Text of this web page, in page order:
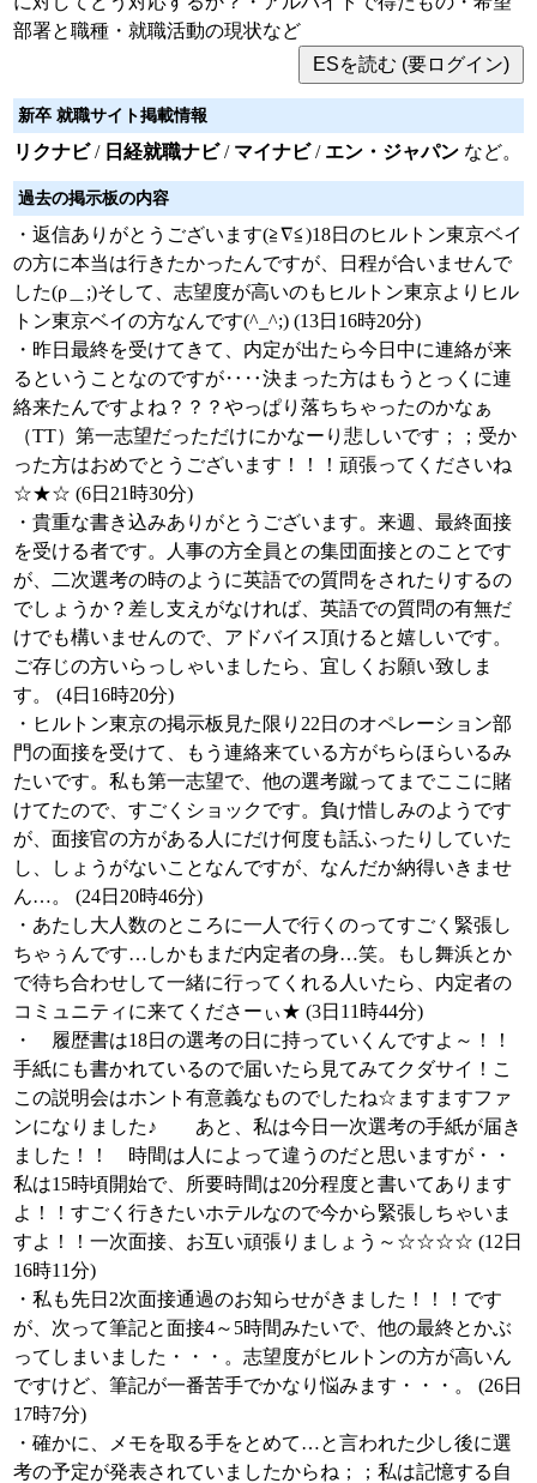
部署と職種・就職活動の現状など
新卒 就職サイト掲載情報
リクナビ/ 日経就職ナビ/ マイナビ/ エン・ジャパン など。
過去の掲示板の内容
・返信ありがとうございます(≧∇≦)18日のヒルトン東京ベイ
の方に本当は行きたかったんですが、日程が合いませんで
した(ρ＿;)そして、志望度が高いのもヒルトン東京よりヒル
トン東京ベイの方なんです(^_^;) (13日16時20分)
・昨日最終を受けてきて、内定が出たら今日中に連絡が来
るということなのですが‥‥決まった方はもうとっくに連
絡来たんですよね？？？やっぱり落ちちゃったのかなぁ
（TT）第一志望だっただけにかなーり悲しいです；；受か
った方はおめでとうございます！！！頑張ってくださいね
☆★☆ (6日21時30分)
・貴重な書き込みありがとうございます。来週、最終面接
を受ける者です。人事の方全員との集団面接とのことです
が、二次選考の時のように英語での質問をされたりするの
でしょうか？差し支えがなければ、英語での質問の有無だ
けでも構いませんので、アドバイス頂けると嬉しいです。
ご存じの方いらっしゃいましたら、宜しくお願い致しま
す。 (4日16時20分)
・ヒルトン東京の掲示板見た限り22日のオペレーション部
門の面接を受けて、もう連絡来ている方がちらほらいるみ
たいです。私も第一志望で、他の選考蹴ってまでここに賭
けてたので、すごくショックです。負け惜しみのようです
が、面接官の方がある人にだけ何度も話ふったりしていた
し、しょうがないことなんですが、なんだか納得いきませ
ん…。 (24日20時46分)
・あたし大人数のところに一人で行くのってすごく緊張し
ちゃぅんです…しかもまだ内定者の身…笑。もし舞浜とか
で待ち合わせして一緒に行ってくれる人いたら、内定者の
コミュニティに来てくださーぃ★ (3日11時44分)
・ 履歴書は18日の選考の日に持っていくんですよ～！！
手紙にも書かれているので届いたら見てみてクダサイ！こ
この説明会はホント有意義なものでしたね☆ますますファ
ンになりました♪ あと、私は今日一次選考の手紙が届き
ました！！ 時間は人によって違うのだと思いますが・・
私は15時頃開始で、所要時間は20分程度と書いてあります
よ！！すごく行きたいホテルなので今から緊張しちゃいま
すよ！！一次面接、お互い頑張りましょう～☆☆☆☆ (12日
16時11分)
・私も先日2次面接通過のお知らせがきました！！！です
が、次って筆記と面接4～5時間みたいで、他の最終とかぶ
ってしまいました・・・。志望度がヒルトンの方が高いん
ですけど、筆記が一番苦手でかなり悩みます・・・。 (26日
17時7分)
・確かに、メモを取る手をとめて…と言われた少し後に選
考の予定が発表されていましたからね；；私は記憶する自